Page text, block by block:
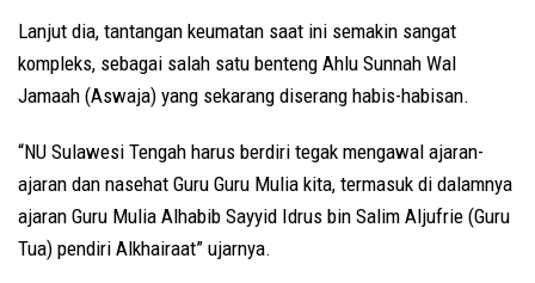
Lanjut dia, tantangan keumatan saat ini semakin sangat
kompleks, sebagai salah satu benteng Ahlu Sunnah Wal
Jamaah (Aswaja) yang sekarang diserang habis-habisan.
“NU Sulawesi Tengah harus berdiri tegak mengawal ajaran-
ajaran dan nasehat Guru Guru Mulia kita, termasuk di dalamnya
ajaran Guru Mulia Alhabib Sayyid Idrus bin Salim Aljufrie (Guru
Tua) pendiri Alkhairaat” ujarnya.